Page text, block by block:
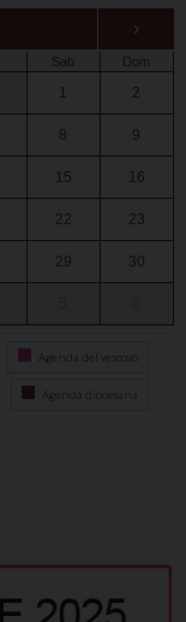
›
Sab Dom
1 2
8 9
15 16
22 23
29 30
Agenda del vescovo
Agenda diocesana